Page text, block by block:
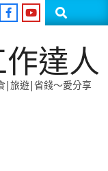
Search
作達人
|旅遊|省錢～愛分享